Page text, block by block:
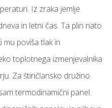
Iz zraka jemlje
in letni čas. Ta plin nato
poviša tlak in
toplotnega izmenjevalnika
Za štiričlansko družino
termodinamični panel.